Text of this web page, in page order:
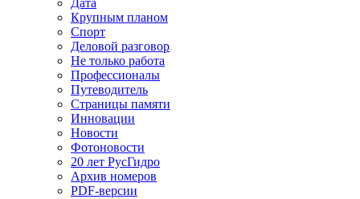
Дата
Крупным планом
Спорт
Деловой разговор
Не только работа
Профессионалы
Путеводитель
Страницы памяти
Инновации
Новости
Фотоновости
20 лет РусГидро
Архив номеров
PDF-версии